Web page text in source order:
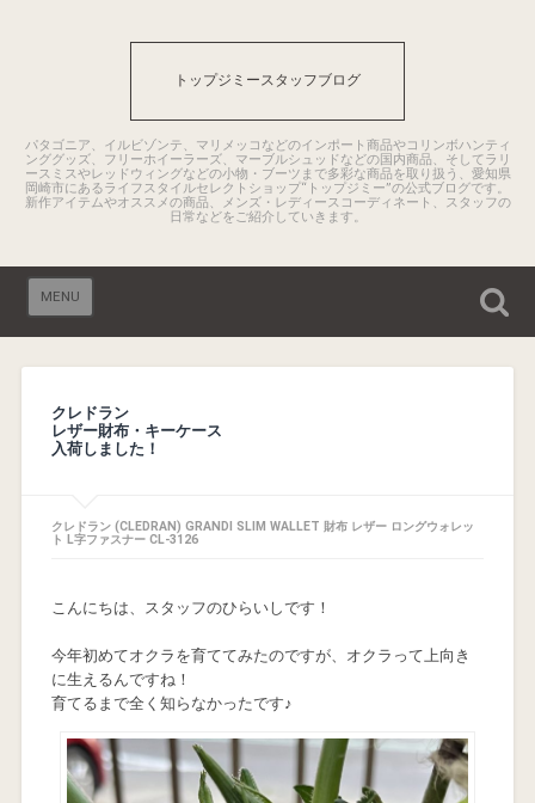
トップジミースタッフブログ
パタゴニア、イルビゾンテ、マリメッコなどのインポート商品やコリンボハンティ
ンググッズ、フリーホイーラーズ、マーブルシュッドなどの国内商品、そしてラリ
ースミスやレッドウィングなどの小物・ブーツまで多彩な商品を取り扱う、愛知県
岡崎市にあるライフスタイルセレクトショップ“トップジミー”の公式ブログです。
新作アイテムやオススメの商品、メンズ・レディースコーディネート、スタッフの
日常などをご紹介していきます。
MENU
クレドラン
レザー財布・キーケース
入荷しました！
クレドラン (CLEDRAN) GRANDI SLIM WALLET 財布 レザー ロングウォレッ
ト L字ファスナー CL-3126
こんにちは、スタッフのひらいしです！
今年初めてオクラを育ててみたのですが、オクラって上向き
に生えるんですね！
育てるまで全く知らなかったです♪